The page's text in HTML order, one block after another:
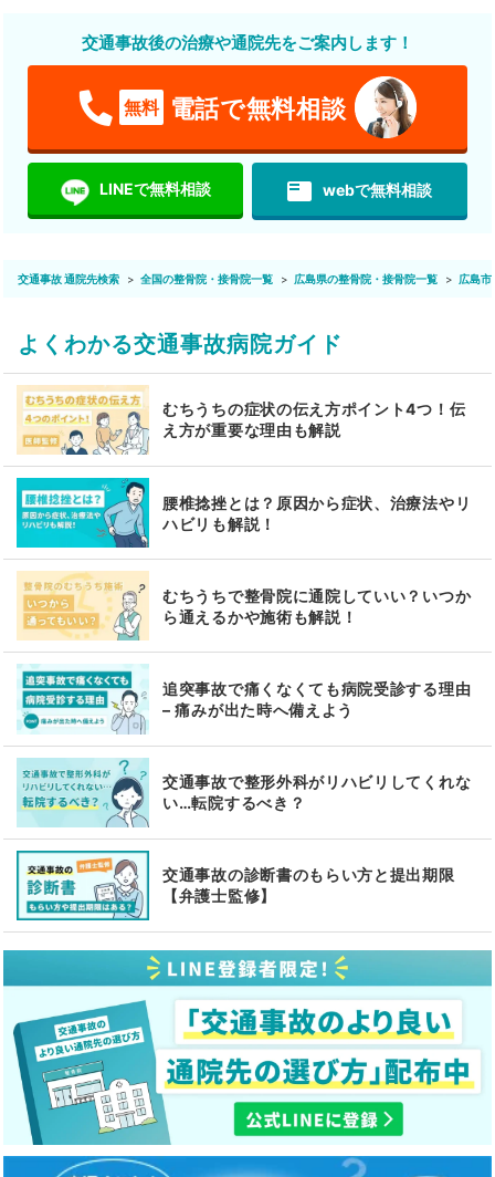
交通事故後の治療や通院先をご案内します！
無料 電話で無料相談
LINEで無料相談 featured_play_list webで無料相談
交通事故 通院先検索 全国の整骨院・接骨院一覧 広島県の整骨院・接骨院一覧 広島市
よくわかる交通事故病院ガイド
むちうちの症状の伝え方ポイント4つ！伝
え方が重要な理由も解説
腰椎捻挫とは？原因から症状、治療法やリ
ハビリも解説！
むちうちで整骨院に通院していい？いつか
ら通えるかや施術も解説！
追突事故で痛くなくても病院受診する理由
– 痛みが出た時へ備えよう
交通事故で整形外科がリハビリしてくれな
い…転院するべき？
交通事故の診断書のもらい方と提出期限
【弁護士監修】